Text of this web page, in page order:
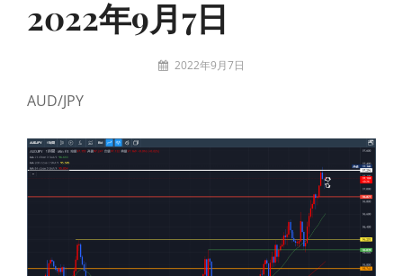
2022年9月7日
投 2022年9月7日
AUD/JPY